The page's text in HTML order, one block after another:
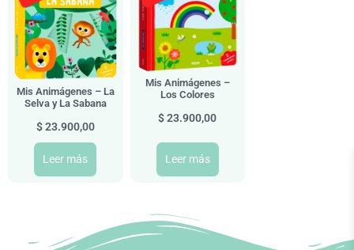
Mis Animágenes – La
Selva y La Sabana
$23.900,00
Leer más
Mis Animágenes –
Los Colores
$23.900,00
Leer más